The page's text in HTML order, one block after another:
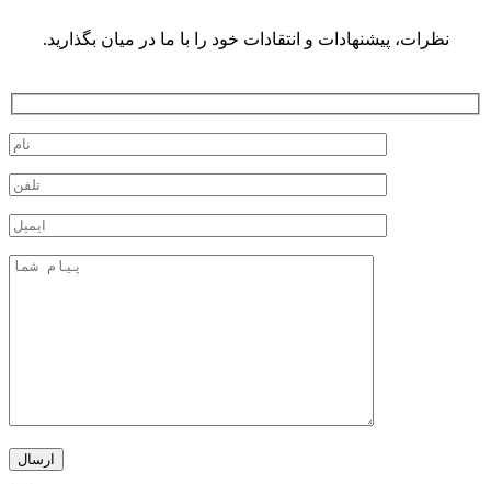
نظرات، پیشنهادات و انتقادات خود را با ما در میان بگذارید.